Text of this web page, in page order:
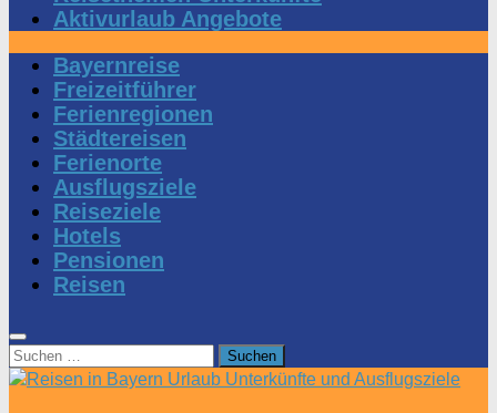
Aktivurlaub Angebote
Bayernreise
Freizeitführer
Ferienregionen
Städtereisen
Ferienorte
Ausflugsziele
Reiseziele
Hotels
Pensionen
Reisen
Suchen
nach: